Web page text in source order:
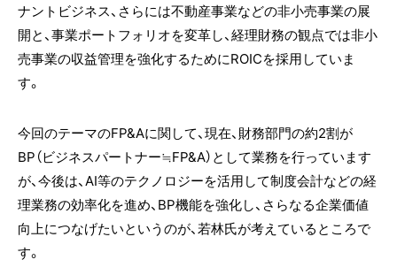
ナントビジネス、さらには不動産事業などの非小売事業の展
開と、事業ポートフォリオを変革し、経理財務の観点では非小
売事業の収益管理を強化するためにROICを採用していま
す。
今回のテーマのFP&Aに関して、現在、財務部門の約2割が
BP（ビジネスパートナー≒FP&A）として業務を行っています
が、今後は、AI等のテクノロジーを活用して制度会計などの経
理業務の効率化を進め、BP機能を強化し、さらなる企業価値
向上につなげたいというのが、若林氏が考えているところで
す。